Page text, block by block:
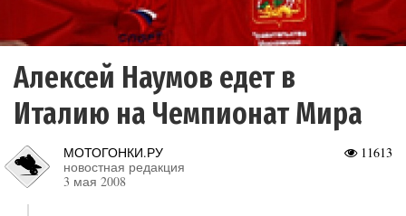
Алексей Наумов едет в
Италию на Чемпионат Мира
11613
МОТОГОНКИ.РУ
новостная редакция
3 мая 2008